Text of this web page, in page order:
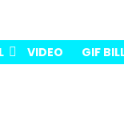
VIDEO GIF